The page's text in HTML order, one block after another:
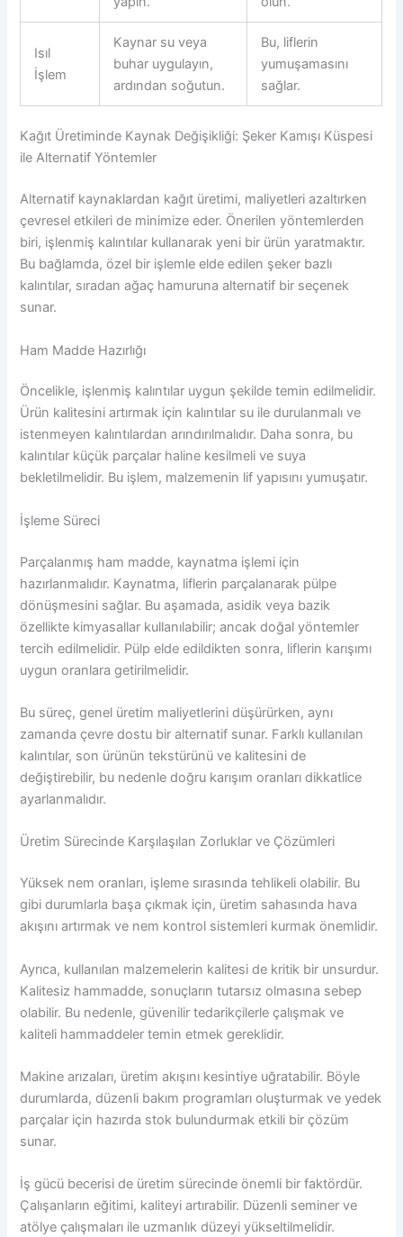
Isıl
İşlem
Kaynar su veya
buhar uygulayın,
ardından soğutun.
Bu, liflerin
yumuşamasını
sağlar.
Kağıt Üretiminde Kaynak Değişikliği: Şeker Kamışı Küspesi
ile Alternatif Yöntemler
Alternatif kaynaklardan kağıt üretimi, maliyetleri azaltırken
çevresel etkileri de minimize eder. Önerilen yöntemlerden
biri, işlenmiş kalıntılar kullanarak yeni bir ürün yaratmaktır.
Bu bağlamda, özel bir işlemle elde edilen şeker bazlı
kalıntılar, sıradan ağaç hamuruna alternatif bir seçenek
sunar.
Ham Madde Hazırlığı
Öncelikle, işlenmiş kalıntılar uygun şekilde temin edilmelidir.
Ürün kalitesini artırmak için kalıntılar su ile durulanmalı ve
istenmeyen kalıntılardan arındırılmalıdır. Daha sonra, bu
kalıntılar küçük parçalar haline kesilmeli ve suya
bekletilmelidir. Bu işlem, malzemenin lif yapısını yumuşatır.
İşleme Süreci
Parçalanmış ham madde, kaynatma işlemi için
hazırlanmalıdır. Kaynatma, liflerin parçalanarak pülpe
dönüşmesini sağlar. Bu aşamada, asidik veya bazik
özellikte kimyasallar kullanılabilir; ancak doğal yöntemler
tercih edilmelidir. Pülp elde edildikten sonra, liflerin karışımı
uygun oranlara getirilmelidir.
Bu süreç, genel üretim maliyetlerini düşürürken, aynı
zamanda çevre dostu bir alternatif sunar. Farklı kullanılan
kalıntılar, son ürünün tekstürünü ve kalitesini de
değiştirebilir, bu nedenle doğru karışım oranları dikkatlice
ayarlanmalıdır.
Üretim Sürecinde Karşılaşılan Zorluklar ve Çözümleri
Yüksek nem oranları, işleme sırasında tehlikeli olabilir. Bu
gibi durumlarla başa çıkmak için, üretim sahasında hava
akışını artırmak ve nem kontrol sistemleri kurmak önemlidir.
Ayrıca, kullanılan malzemelerin kalitesi de kritik bir unsurdur.
Kalitesiz hammadde, sonuçların tutarsız olmasına sebep
olabilir. Bu nedenle, güvenilir tedarikçilerle çalışmak ve
kaliteli hammaddeler temin etmek gereklidir.
Makine arızaları, üretim akışını kesintiye uğratabilir. Böyle
durumlarda, düzenli bakım programları oluşturmak ve yedek
parçalar için hazırda stok bulundurmak etkili bir çözüm
sunar.
İş gücü becerisi de üretim sürecinde önemli bir faktördür.
Çalışanların eğitimi, kaliteyi artırabilir. Düzenli seminer ve
atölye çalışmaları ile uzmanlık düzeyi yükseltilmelidir.